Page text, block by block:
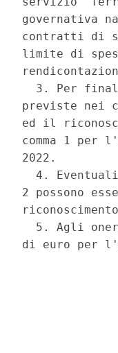
governativa
contratti di
limite di
3. Per
previste nei
ed il
comma 1 per
2022.
4.
2 possono
5. Agli